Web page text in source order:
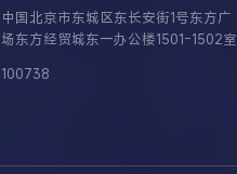
中国北京市东城区东长安街1号东方广
场东方经贸城东一办公楼1501-1502室
100738